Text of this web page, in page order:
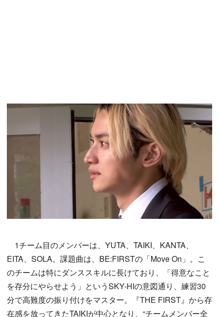
1チーム目のメンバーは、YUTA、TAIKI、KANTA、
EITA、SOLA。課題曲は、BE:FIRSTの「Move On」。こ
のチームは特にダンススキルに長けており、「得意なこと
を存分にやらせよう」というSKY-HIの意図通り、練習30
分で高難度の振り付けをマスター。『THE FIRST』から存
在感を放ってきたTAIKIが中心となり、“チームメンバー全